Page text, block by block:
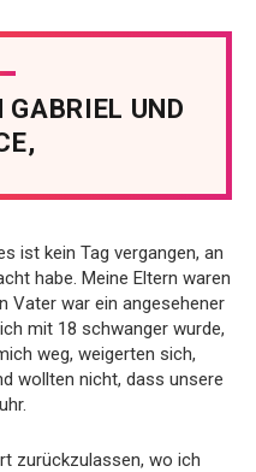
UND
ist kein Tag vergangen, an
habe. Meine Eltern waren
Vater war ein angesehener
mit 18 schwanger wurde,
weg, weigerten sich,
wollten nicht, dass unsere
zurückzulassen, wo ich